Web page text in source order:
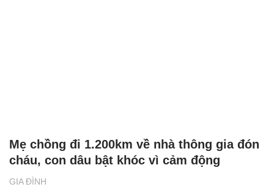
GIA ĐÌNH
Mẹ chồng đi 1.200km về nhà thông gia đón
cháu, con dâu bật khóc vì cảm động